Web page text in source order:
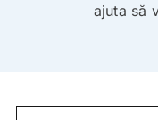
ajuta să